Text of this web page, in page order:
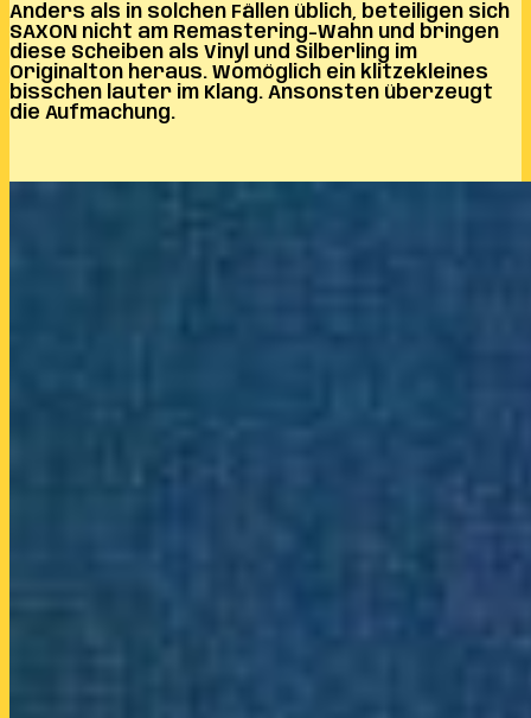
Anders als in solchen Fällen üblich, beteiligen sich
SAXON nicht am Remastering-Wahn und bringen
diese Scheiben als Vinyl und Silberling im
Originalton heraus. Womöglich ein klitzekleines
bisschen lauter im Klang. Ansonsten überzeugt
die Aufmachung.